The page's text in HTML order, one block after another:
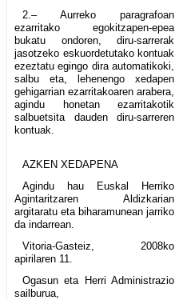
2.– Aurreko paragrafoan
ezarritako egokitzapen-epea
bukatu ondoren, diru-sarrerak
jasotzeko eskuordetutako kontuak
ezeztatu egingo dira automatikoki,
salbu eta, lehenengo xedapen
gehigarrian ezarritakoaren arabera,
agindu honetan ezarritakotik
salbuetsita dauden diru-sarreren
kontuak.
AZKEN XEDAPENA
Agindu hau Euskal Herriko
Agintaritzaren Aldizkarian
argitaratu eta biharamunean jarriko
da indarrean.
Vitoria-Gasteiz, 2008ko
apirilaren 11.
Ogasun eta Herri Administrazio
sailburua,